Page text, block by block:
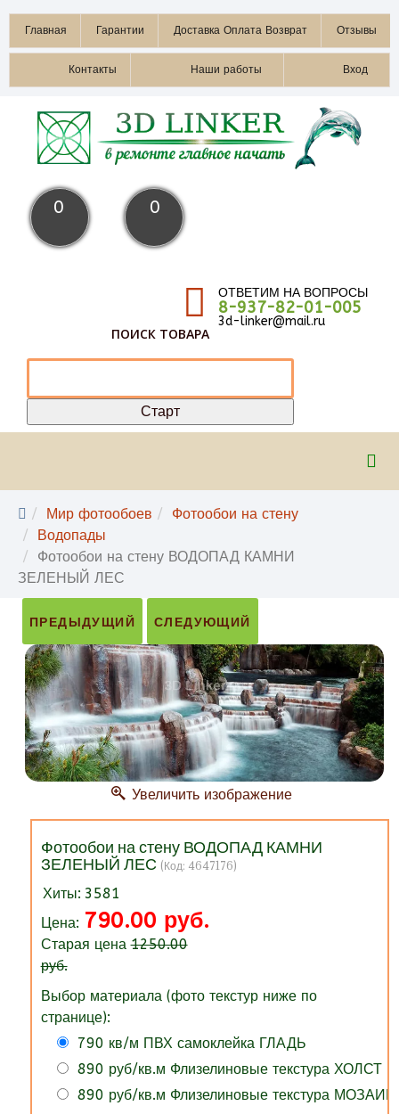
Главная Гарантии Доставка Оплата Возврат Отзывы
Контакты Наши работы Вход
0 0
ОТВЕТИМ НА ВОПРОСЫ
8-937-82-01-005
3d-linker@mail.ru
ПОИСК ТОВАРА
Мир фотообоев
Фотообои на стену
Водопады
Фотообои на стену ВОДОПАД КАМНИ
ЗЕЛЕНЫЙ ЛЕС
ПРЕДЫДУЩИЙ СЛЕДУЮЩИЙ
Увеличить изображение
Фотообои на стену ВОДОПАД КАМНИ
ЗЕЛЕНЫЙ ЛЕС (Код: 4647176)
Хиты: 3581
Цена: 790.00 руб.
Старая цена1250.00
руб.
Выбор материала (фото текстур ниже по
странице):
790 кв/м ПВХ самоклейка ГЛАДЬ
890 руб/кв.м Флизелиновые текстура ХОЛСТ
890 руб/кв.м Флизелиновые текстура